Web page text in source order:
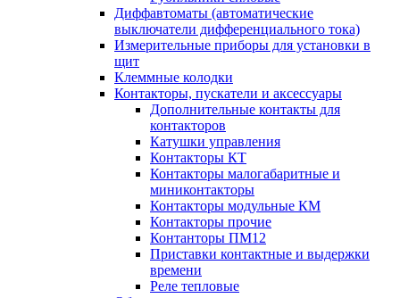
Диффавтоматы (автоматические
выключатели дифференциального тока)
Измерительные приборы для установки в
щит
Клеммные колодки
Контакторы, пускатели и аксессуары
Дополнительные контакты для
контакторов
Катушки управления
Контакторы КТ
Контакторы малогабаритные и
миниконтакторы
Контакторы модульные КМ
Контакторы прочие
Контанторы ПМ12
Приставки контактные и выдержки
времени
Реле тепловые